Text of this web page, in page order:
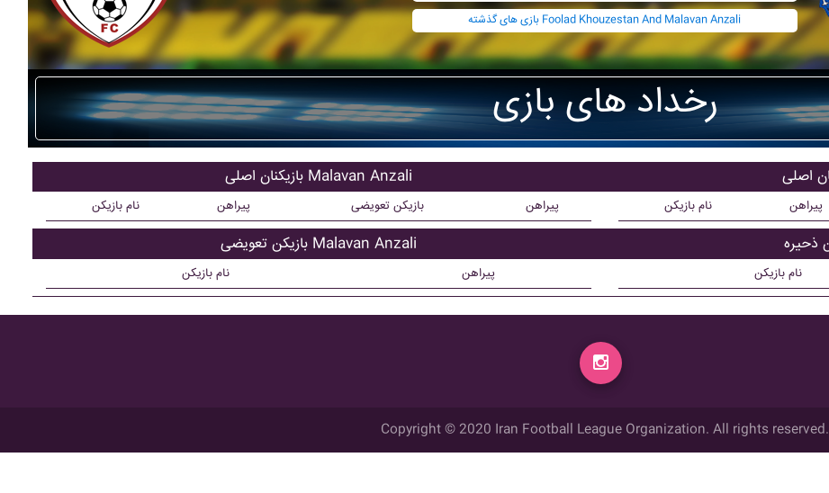
بازی های گذشته Foolad Khouzestan And Malavan Anzali
رخداد های بازی
بازیکنان اصلی Malavan Anzali
نام بازیکن پیراهن بازیکن تعویضی پیراهن
بازیکن تعویضی Malavan Anzali
نام بازیکن پیراهن
نام بازیکن پیراهن
نام بازیکن
Copyright © 2020 Iran Football League Organization. All rights reserved.